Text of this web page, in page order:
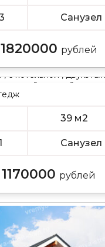
Санузел
1820000 рублей
с котельной ,
крышей
39 м2
Санузел
1170000 рублей